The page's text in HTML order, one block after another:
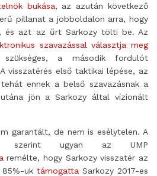
bukása, az azután következő
pillanat a jobboldalon arra, hogy
és azt az űrt Sarkozy tölti be. Az
szavazással választja meg
a második fordulót
visszatérés első taktikai lépése, az
ennek a belső szavazásnak a
utána jön a Sarkozy által vízionált
garantált, de nem is esélytelen. A
szerint ugyan az UMP
remélte, hogy Sarkozy visszatér az
uk támogatta Sarkozy 2017-es